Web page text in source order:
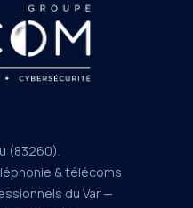
(83260).
& télécoms
du Var —